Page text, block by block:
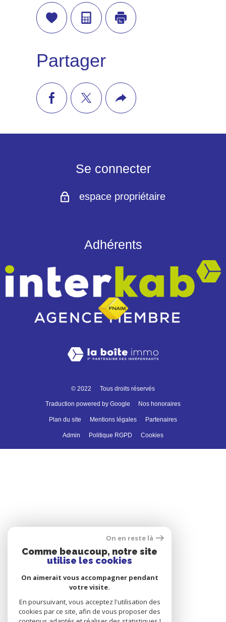
Sélectionner
Calculatrice
Imprimer
Partager
facebook
twitter
Plus
Se connecter
espace propriétaire
Adhérents
© 2022 Tous droits réservés
Traduction powered by Google Nos honoraires
Plan du site Mentions légales Partenaires
Admin Politique RGPD Cookies
On en reste là
Comme beaucoup, notre site
utilise les cookies
On aimerait vous accompagner pendant
votre visite.
En poursuivant, vous acceptez l'utilisation des
cookies par ce site, afin de vous proposer des